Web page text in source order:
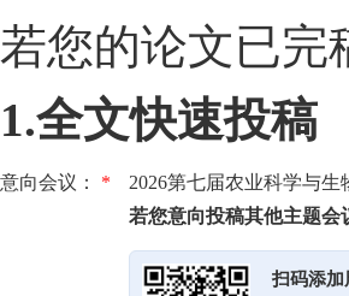
若您的论文已完
1.全文快速投稿
意向会议： *
2026第七届农业科学与生
若您意向投稿其他主题会
扫码添加